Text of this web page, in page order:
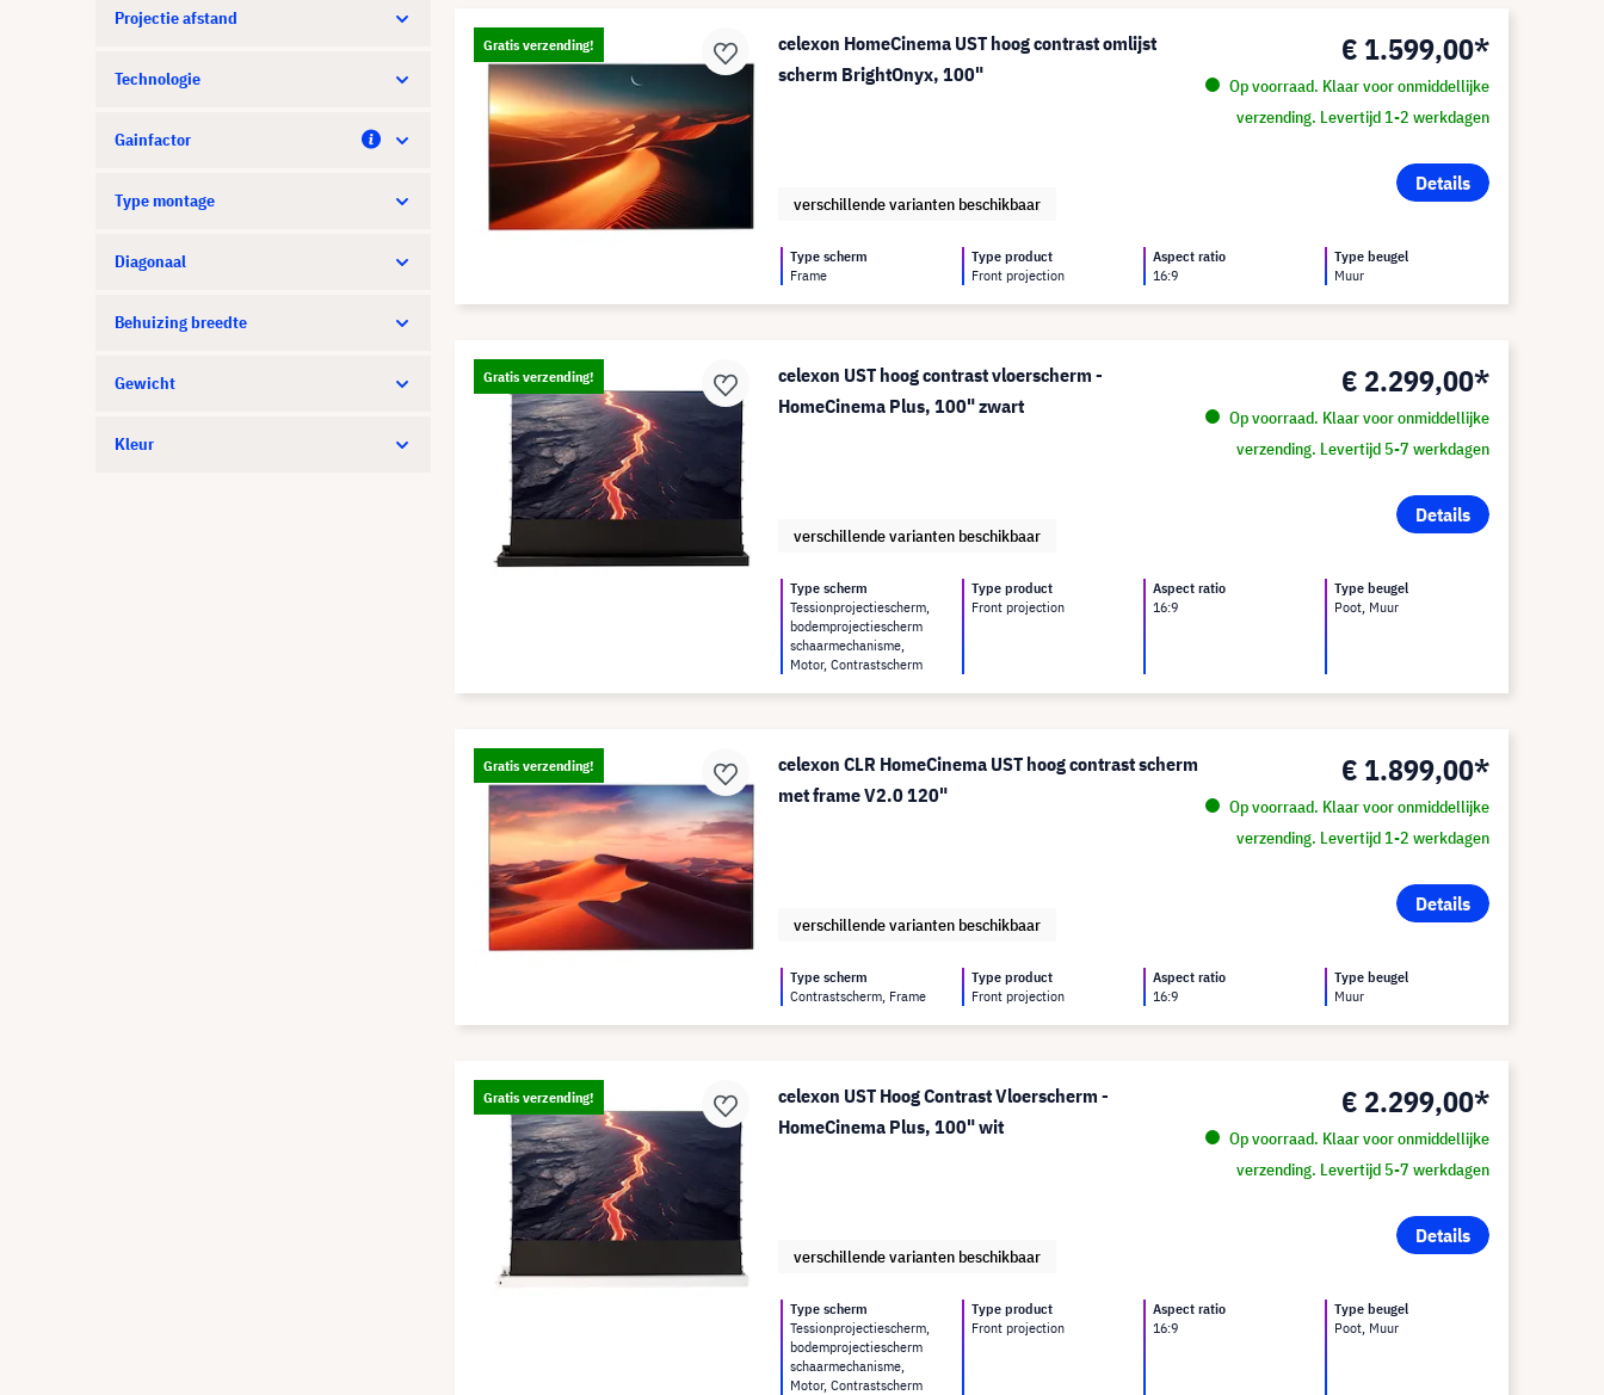
Projectie afstand
Technologie
Gainfactor
Type montage
Diagonaal
Behuizing breedte
Gewicht
Kleur
Gratis verzending!
celexon HomeCinema UST hoog contrast omlijst
scherm BrightOnyx, 100"
€ 1.599,00*
Op voorraad. Klaar voor onmiddellijke
verzending. Levertijd 1-2 werkdagen
Details
verschillende varianten beschikbaar
Type scherm
Frame
Type product
Front projection
Aspect ratio
16:9
Type beugel
Muur
Gratis verzending!
celexon UST hoog contrast vloerscherm -
HomeCinema Plus, 100" zwart
€ 2.299,00*
Op voorraad. Klaar voor onmiddellijke
verzending. Levertijd 5-7 werkdagen
Details
verschillende varianten beschikbaar
Type scherm
Tessionprojectiescherm,
bodemprojectiescherm
schaarmechanisme,
Motor, Contrastscherm
Type product
Front projection
Aspect ratio
16:9
Type beugel
Poot, Muur
Gratis verzending!
celexon CLR HomeCinema UST hoog contrast scherm
met frame V2.0 120"
€ 1.899,00*
Op voorraad. Klaar voor onmiddellijke
verzending. Levertijd 1-2 werkdagen
Details
verschillende varianten beschikbaar
Type scherm
Contrastscherm, Frame
Type product
Front projection
Aspect ratio
16:9
Type beugel
Muur
Gratis verzending!
celexon UST Hoog Contrast Vloerscherm -
HomeCinema Plus, 100" wit
€ 2.299,00*
Op voorraad. Klaar voor onmiddellijke
verzending. Levertijd 5-7 werkdagen
Details
verschillende varianten beschikbaar
Type scherm
Tessionprojectiescherm,
bodemprojectiescherm
schaarmechanisme,
Motor, Contrastscherm
Type product
Front projection
Aspect ratio
16:9
Type beugel
Poot, Muur